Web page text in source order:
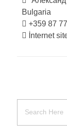
Bulgaria
+359 87
İnternet